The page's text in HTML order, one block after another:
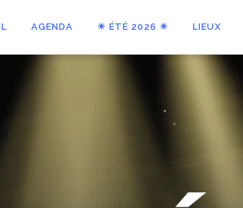
AGENDA ☀ ÉTÉ 2026 ☀ LIEUX